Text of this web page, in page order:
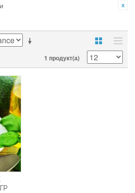
1 продукт(а)